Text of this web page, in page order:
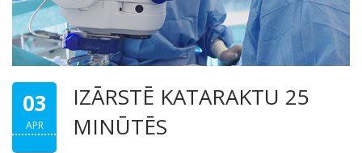
03
APR
IZĀRSTĒ KATARAKTU 25
MINŪTĒS